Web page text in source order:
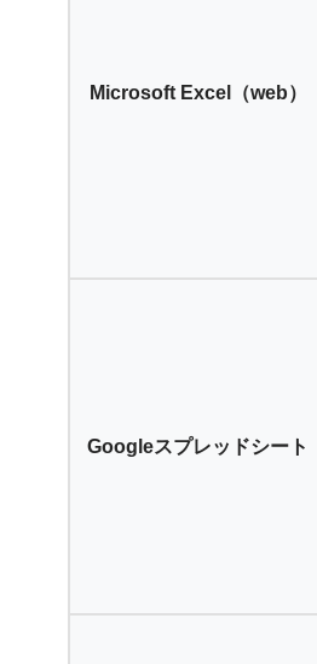
Microsoft Excel（web）
Googleスプレッドシート